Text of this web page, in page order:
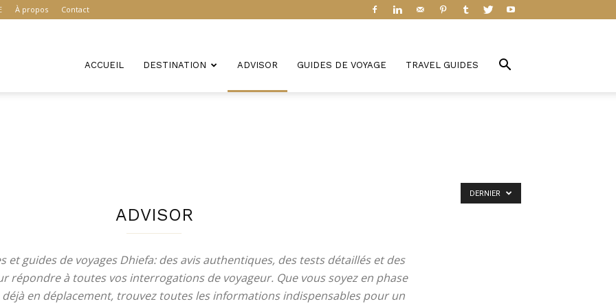
À propos Contact
ACCUEIL DESTINATION ADVISOR GUIDES DE VOYAGE TRAVEL GUIDES
ADVISOR
et guides de voyages Dhiefa: des avis authentiques, des tests détaillés et des
répondre à toutes vos interrogations de voyageur. Que vous soyez en phase
en déplacement, trouvez toutes les informations indispensables pour un
DERNIER